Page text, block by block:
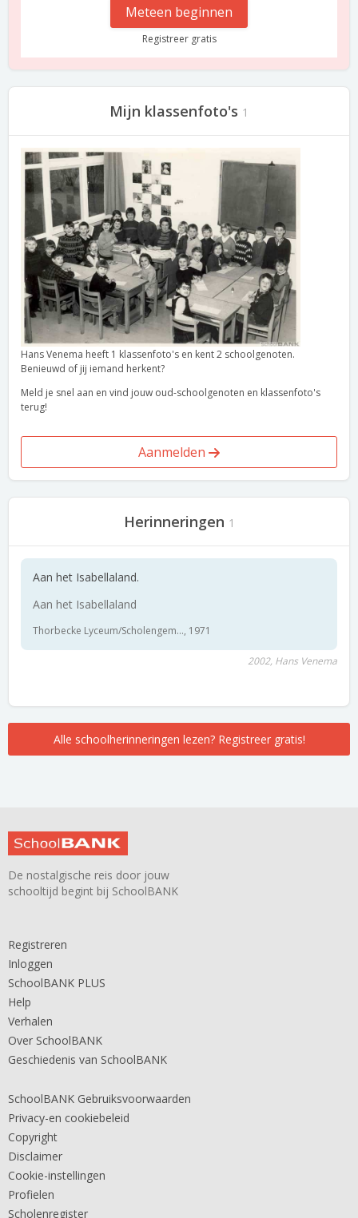
Meteen beginnen
Registreer gratis
Mijn klassenfoto's 1
Hans Venema heeft 1 klassenfoto's en kent 2 schoolgenoten.
Benieuwd of jij iemand herkent?
Meld je snel aan en vind jouw oud-schoolgenoten en klassenfoto's
terug!
Aanmelden
Herinneringen 1
Aan het Isabellaland.
Aan het Isabellaland
Thorbecke Lyceum/Scholengem..., 1971
2002, Hans Venema
Alle schoolherinneringen lezen? Registreer gratis!
De nostalgische reis door jouw
schooltijd begint bij SchoolBANK
Registreren
Inloggen
SchoolBANK PLUS
Help
Verhalen
Over SchoolBANK
Geschiedenis van SchoolBANK
SchoolBANK Gebruiksvoorwaarden
Privacy-en cookiebeleid
Copyright
Disclaimer
Cookie-instellingen
Profielen
Scholenregister